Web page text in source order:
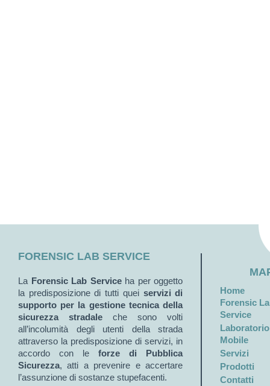
FORENSIC LAB SERVICE
La Forensic Lab Serviceha per oggetto
la predisposizione di tutti quei servizi di
supporto per la gestione tecnica della
sicurezza stradale che sono volti
all’incolumità degli utenti della strada
attraverso la predisposizione di servizi, in
accordo con leforze di Pubblica
Sicurezza, atti a prevenire e accertare
l’assunzione di sostanze stupefacenti.
Home
Forensic
Service
Laboratorio
Mobile
Servizi
Prodotti
Contatti